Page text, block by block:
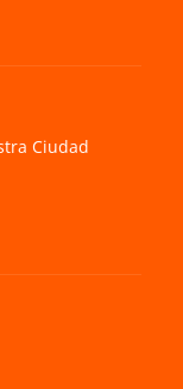
Ciudad